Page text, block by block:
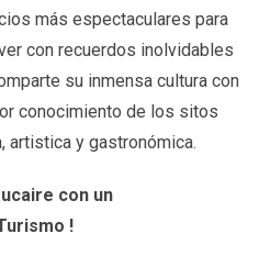
más espectaculares para
con recuerdos inolvidables
su inmensa cultura con
conocimiento de los sitos
artistica y gastronómica.
con un
!